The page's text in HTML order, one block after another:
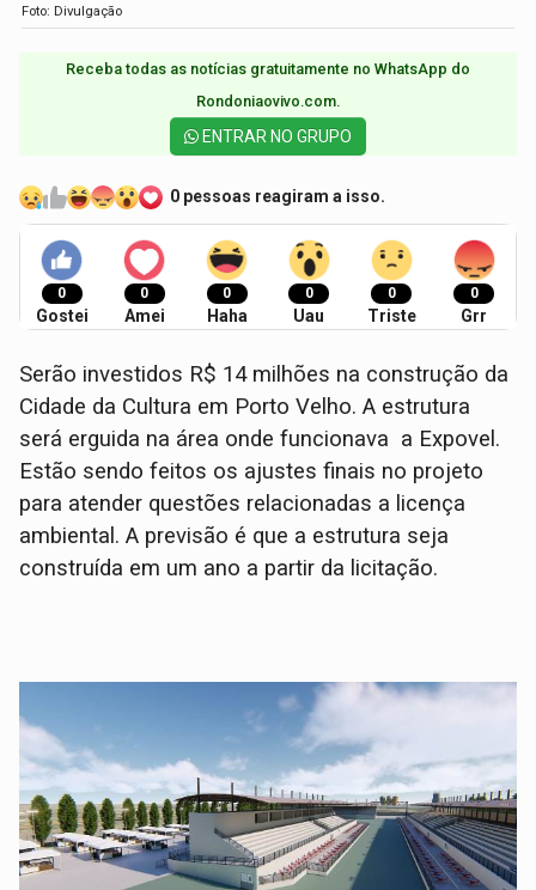
Foto: Divulgação
Receba todas as notícias gratuitamente no WhatsApp do
Rondoniaovivo.com.​
ENTRAR NO GRUPO
0 pessoas reagiram a isso.
0
Gostei
0
Amei
0
Haha
0
Uau
0
Triste
0
Grr
Serão investidos R$ 14 milhões na construção da
Cidade da Cultura em Porto Velho. A estrutura
será erguida na área onde funcionava a Expovel.
Estão sendo feitos os ajustes finais no projeto
para atender questões relacionadas a licença
ambiental. A previsão é que a estrutura seja
construída em um ano a partir da licitação.